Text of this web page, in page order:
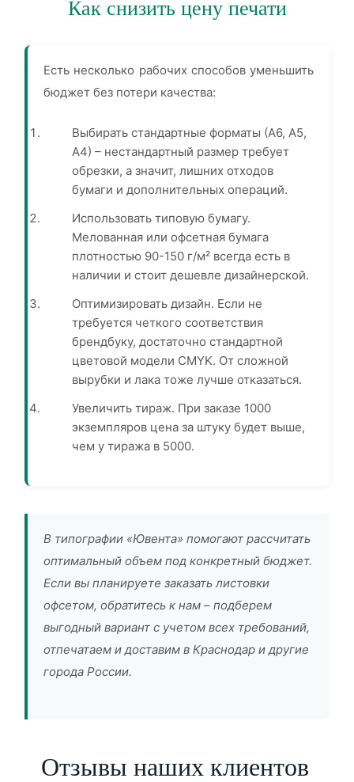
Как снизить цену печати
Есть несколько рабочих способов уменьшить
бюджет без потери качества:
Выбирать стандартные форматы (А6, А5,
А4) – нестандартный размер требует
обрезки, а значит, лишних отходов
бумаги и дополнительных операций.
Использовать типовую бумагу.
Мелованная или офсетная бумага
плотностью 90-150 г/м² всегда есть в
наличии и стоит дешевле дизайнерской.
Оптимизировать дизайн. Если не
требуется четкого соответствия
брендбуку, достаточно стандартной
цветовой модели CMYK. От сложной
вырубки и лака тоже лучше отказаться.
Увеличить тираж. При заказе 1000
экземпляров цена за штуку будет выше,
чем у тиража в 5000.
В типографии «Ювента» помогают рассчитать
оптимальный объем под конкретный бюджет.
Если вы планируете заказать листовки
офсетом, обратитесь к нам – подберем
выгодный вариант с учетом всех требований,
отпечатаем и доставим в Краснодар и другие
города России.
Отзывы наших клиентов